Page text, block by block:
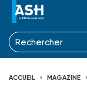
ACCUEIL MAGAZINE